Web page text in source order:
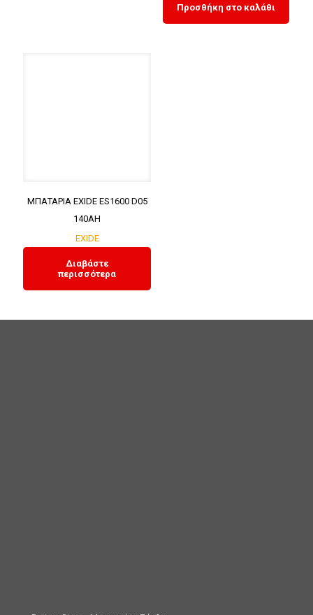
Προσθήκη στο καλάθι
ΜΠΑΤΑΡΙΑ EXIDE ES1600 D05
140ΑΗ
EXIDE
Διαβάστε
περισσότερα